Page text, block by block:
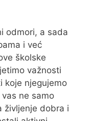
odmori, a sada
i već
školske
važnosti
koje njegujemo
ne samo
življenje dobra i